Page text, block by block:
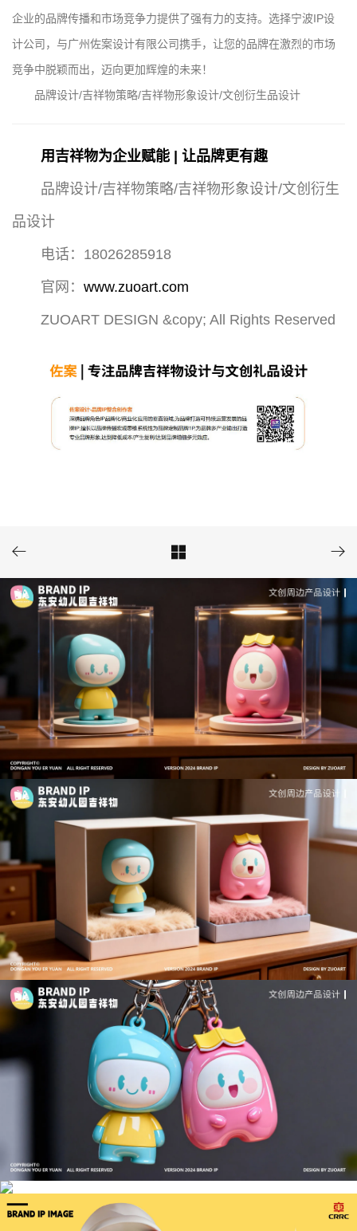
企业的品牌传播和市场竞争力提供了强有力的支持。选择宁波IP设
计公司，与广州佐案设计有限公司携手，让您的品牌在激烈的市场
竞争中脱颖而出，迈向更加辉煌的未来！
品牌设计/吉祥物策略/吉祥物形象设计/文创衍生品设计
用吉祥物为企业赋能 | 让品牌更有趣
品牌设计/吉祥物策略/吉祥物形象设计/文创衍生
品设计
电话：18026285918
官网： www.zuoart.com
ZUOART DESIGN &copy; All Rights Reserved
  